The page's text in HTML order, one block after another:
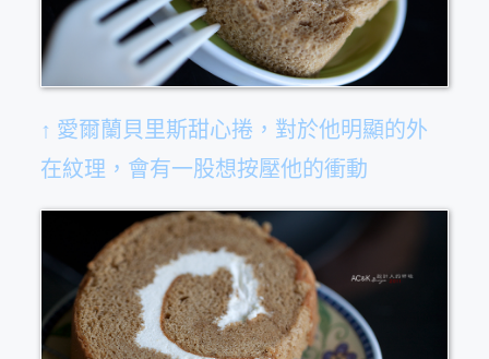
↑ 愛爾蘭貝里斯甜心捲，對於他明顯的外
在紋理，會有一股想按壓他的衝動